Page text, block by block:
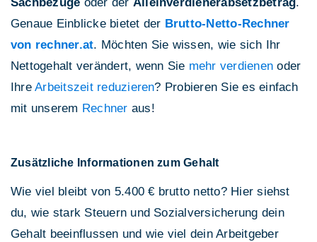
Genaue Einblicke bietet der Brutto-Netto-Rechner
von rechner.at. Möchten Sie wissen, wie sich Ihr
Nettogehalt verändert, wenn Sie mehr verdienen oder
IhreArbeitszeit reduzieren? Probieren Sie es einfach
mit unserem Rechner aus!
Zusätzliche Informationen zum Gehalt
Wie viel bleibt von 5.400 € brutto netto? Hier siehst
du, wie stark Steuern und Sozialversicherung dein
Gehalt beeinflussen und wie viel dein Arbeitgeber